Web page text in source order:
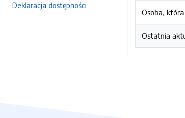
Deklaracja dostępności
Osoba,
Ostatnia